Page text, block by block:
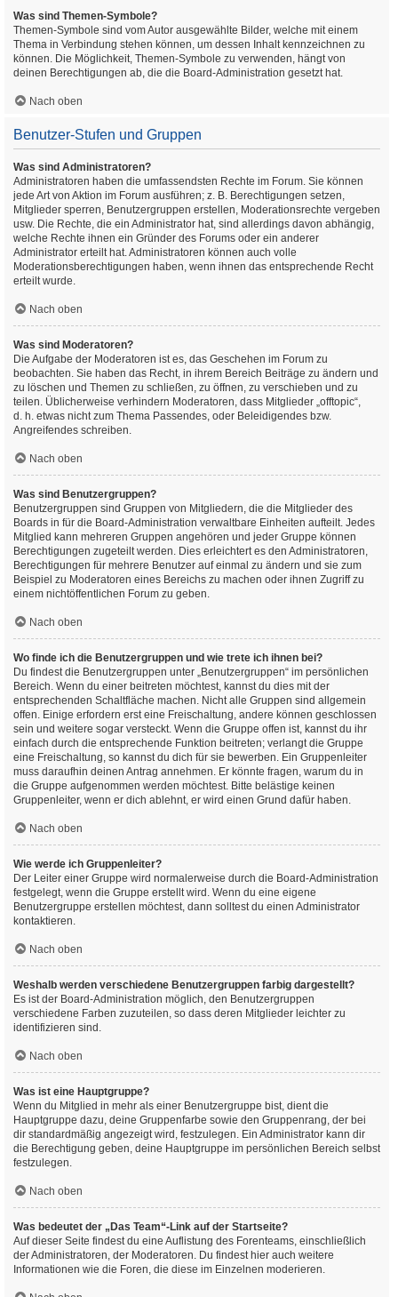
Was sind Themen-Symbole?
Themen-Symbole sind vom Autor ausgewählte Bilder, welche mit einem
Thema in Verbindung stehen können, um dessen Inhalt kennzeichnen zu
können. Die Möglichkeit, Themen-Symbole zu verwenden, hängt von
deinen Berechtigungen ab, die die Board-Administration gesetzt hat.
Nach oben
Benutzer-Stufen und Gruppen
Was sind Administratoren?
Administratoren haben die umfassendsten Rechte im Forum. Sie können
jede Art von Aktion im Forum ausführen; z. B. Berechtigungen setzen,
Mitglieder sperren, Benutzergruppen erstellen, Moderationsrechte vergeben
usw. Die Rechte, die ein Administrator hat, sind allerdings davon abhängig,
welche Rechte ihnen ein Gründer des Forums oder ein anderer
Administrator erteilt hat. Administratoren können auch volle
Moderationsberechtigungen haben, wenn ihnen das entsprechende Recht
erteilt wurde.
Nach oben
Was sind Moderatoren?
Die Aufgabe der Moderatoren ist es, das Geschehen im Forum zu
beobachten. Sie haben das Recht, in ihrem Bereich Beiträge zu ändern und
zu löschen und Themen zu schließen, zu öffnen, zu verschieben und zu
teilen. Üblicherweise verhindern Moderatoren, dass Mitglieder „offtopic“,
d. h. etwas nicht zum Thema Passendes, oder Beleidigendes bzw.
Angreifendes schreiben.
Nach oben
Was sind Benutzergruppen?
Benutzergruppen sind Gruppen von Mitgliedern, die die Mitglieder des
Boards in für die Board-Administration verwaltbare Einheiten aufteilt. Jedes
Mitglied kann mehreren Gruppen angehören und jeder Gruppe können
Berechtigungen zugeteilt werden. Dies erleichtert es den Administratoren,
Berechtigungen für mehrere Benutzer auf einmal zu ändern und sie zum
Beispiel zu Moderatoren eines Bereichs zu machen oder ihnen Zugriff zu
einem nichtöffentlichen Forum zu geben.
Nach oben
Wo finde ich die Benutzergruppen und wie trete ich ihnen bei?
Du findest die Benutzergruppen unter „Benutzergruppen“ im persönlichen
Bereich. Wenn du einer beitreten möchtest, kannst du dies mit der
entsprechenden Schaltfläche machen. Nicht alle Gruppen sind allgemein
offen. Einige erfordern erst eine Freischaltung, andere können geschlossen
sein und weitere sogar versteckt. Wenn die Gruppe offen ist, kannst du ihr
einfach durch die entsprechende Funktion beitreten; verlangt die Gruppe
eine Freischaltung, so kannst du dich für sie bewerben. Ein Gruppenleiter
muss daraufhin deinen Antrag annehmen. Er könnte fragen, warum du in
die Gruppe aufgenommen werden möchtest. Bitte belästige keinen
Gruppenleiter, wenn er dich ablehnt, er wird einen Grund dafür haben.
Nach oben
Wie werde ich Gruppenleiter?
Der Leiter einer Gruppe wird normalerweise durch die Board-Administration
festgelegt, wenn die Gruppe erstellt wird. Wenn du eine eigene
Benutzergruppe erstellen möchtest, dann solltest du einen Administrator
kontaktieren.
Nach oben
Weshalb werden verschiedene Benutzergruppen farbig dargestellt?
Es ist der Board-Administration möglich, den Benutzergruppen
verschiedene Farben zuzuteilen, so dass deren Mitglieder leichter zu
identifizieren sind.
Nach oben
Was ist eine Hauptgruppe?
Wenn du Mitglied in mehr als einer Benutzergruppe bist, dient die
Hauptgruppe dazu, deine Gruppenfarbe sowie den Gruppenrang, der bei
dir standardmäßig angezeigt wird, festzulegen. Ein Administrator kann dir
die Berechtigung geben, deine Hauptgruppe im persönlichen Bereich selbst
festzulegen.
Nach oben
Was bedeutet der „Das Team“-Link auf der Startseite?
Auf dieser Seite findest du eine Auflistung des Forenteams, einschließlich
der Administratoren, der Moderatoren. Du findest hier auch weitere
Informationen wie die Foren, die diese im Einzelnen moderieren.